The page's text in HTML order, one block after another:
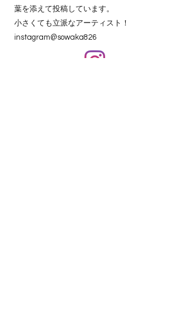
葉を添えて投稿しています。
小さくても立派なアーティスト！
instagram@sowaka826